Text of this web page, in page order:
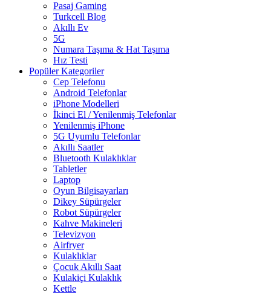
Pasaj Gaming
Turkcell Blog
Akıllı Ev
5G
Numara Taşıma & Hat Taşıma
Hız Testi
Popüler Kategoriler
Cep Telefonu
Android Telefonlar
iPhone Modelleri
İkinci El / Yenilenmiş Telefonlar
Yenilenmiş iPhone
5G Uyumlu Telefonlar
Akıllı Saatler
Bluetooth Kulaklıklar
Tabletler
Laptop
Oyun Bilgisayarları
Dikey Süpürgeler
Robot Süpürgeler
Kahve Makineleri
Televizyon
Airfryer
Kulaklıklar
Çocuk Akıllı Saat
Kulakiçi Kulaklık
Kettle